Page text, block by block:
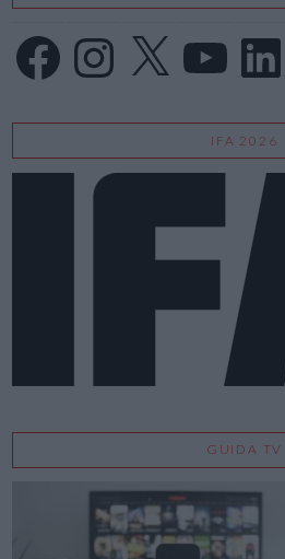
FacebookInstagram
X LinkedIn
IFA 2026
GUIDA TV